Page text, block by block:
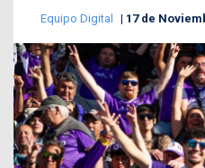
Equipo Digital 17 de